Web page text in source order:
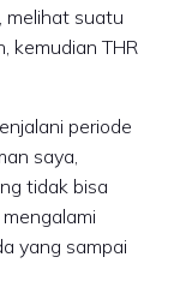
melihat suatu
kemudian THR
periode
saya,
tidak bisa
yang sampai